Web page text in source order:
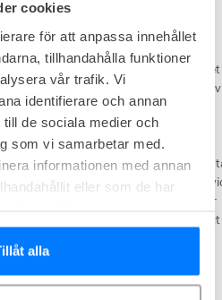
cookies
för att anpassa innehållet
tillhandahålla funktioner
vår trafik. Vi
identifierare och annan
de sociala medier och
som vi samarbetar med.
informationen med annan
eller som de har
alla
under ett gemensamt varumärke har
och kan idag möta fler behov än
flexibel plats i en öppen miljö, ett eget
för ett växande team finns alternativ
arbetar.
är en genomgående hög
på funktionalitet. Arbetsdagen ska
allt från mötesrum och teknik till
kontoret komplett. Samtidigt varierar
olika adresser, vilket gör det möjligt
för möten mellan människor och
och återkommande aktiviteter